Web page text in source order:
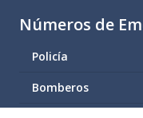
Números de
Policía
Bomberos